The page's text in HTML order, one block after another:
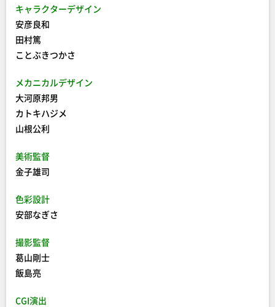
キャラクターデザイン
安彦良和
田村篤
ことぶきつかさ
メカニカルデザイン
大河原邦男
カトキハジメ
山根公利
美術監督
金子雄司
色彩設計
安部なぎさ
撮影監督
葛山剛士
飯島亮
CGI演出